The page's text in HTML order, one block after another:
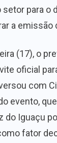
para o
a emissão
(17), o
oficial
com
evento,
do Iguaçu
fator